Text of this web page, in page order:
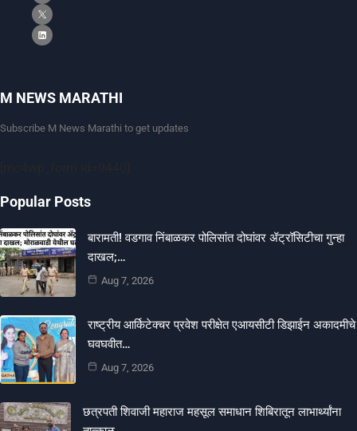
M NEWS MARATHI
Subscribe M News Marathi to get updates
Popular Posts
बारामती! वडगाव निंबाळकर पोलिसांत दोघांवर ॲट्रॉसिटीचा गुन्हा
दाखल;…
Aug 7, 2026
राष्ट्रीय आर्किटेक्चर प्रवेश परीक्षेत एआयसीटी डिझाईन अकादमीचे
घवघवीत…
Aug 7, 2026
छत्रपती शिवाजी महाराज महसूल समाधान शिबिरातून लाभार्थ्यांना